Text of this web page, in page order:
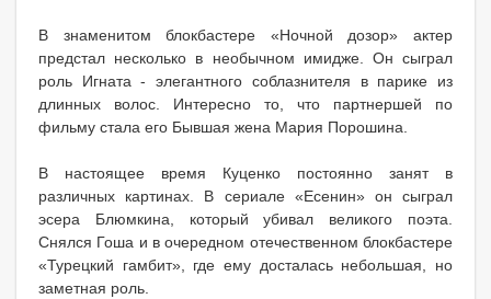
В знаменитом блокбастере «Ночной дозор» актер
предстал несколько в необычном имидже. Он сыграл
роль Игната - элегантного соблазнителя в парике из
длинных волос. Интересно то, что партнершей по
фильму стала его Бывшая жена Мария Порошина.
В настоящее время Куценко постоянно занят в
различных картинах. В сериале «Есенин» он сыграл
эсера Блюмкина, который убивал великого поэта.
Снялся Гоша и в очередном отечественном блокбастере
«Турецкий гамбит», где ему досталась небольшая, но
заметная роль.